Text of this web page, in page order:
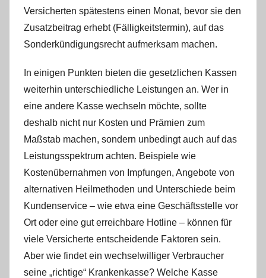
Versicherten spätestens einen Monat, bevor sie den
Zusatzbeitrag erhebt (Fälligkeitstermin), auf das
Sonderkündigungsrecht aufmerksam machen.
In einigen Punkten bieten die gesetzlichen Kassen
weiterhin unterschiedliche Leistungen an. Wer in
eine andere Kasse wechseln möchte, sollte
deshalb nicht nur Kosten und Prämien zum
Maßstab machen, sondern unbedingt auch auf das
Leistungsspektrum achten. Beispiele wie
Kostenübernahmen von Impfungen, Angebote von
alternativen Heilmethoden und Unterschiede beim
Kundenservice – wie etwa eine Geschäftsstelle vor
Ort oder eine gut erreichbare Hotline – können für
viele Versicherte entscheidende Faktoren sein.
Aber wie findet ein wechselwilliger Verbraucher
seine „richtige“ Krankenkasse? Welche Kasse